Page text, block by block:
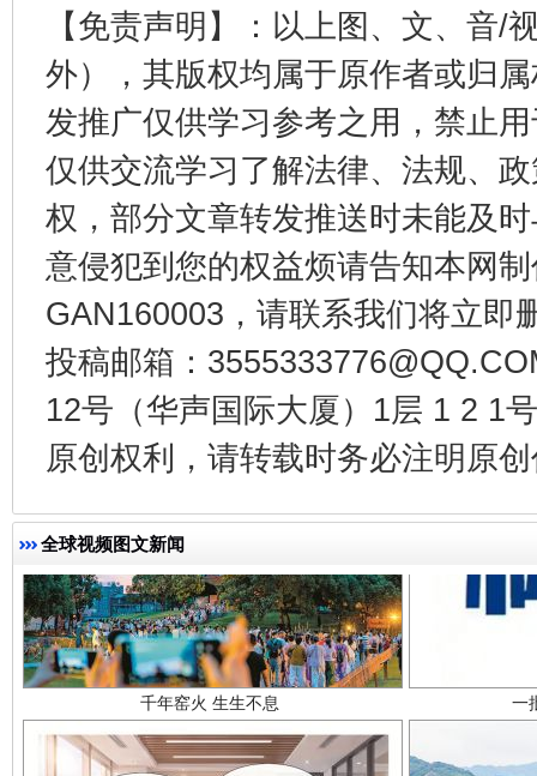
【免责声明】：以上图、文、音/
外），其版权均属于原作者或归
发推广仅供学习参考之用，禁止
仅供交流学习了解法律、法规、
权，部分文章转发推送时未能及
意侵犯到您的权益烦请告知本网
GAN160003，请联系我们将立即
投稿邮箱：
12号（华声国际大厦）1层 1 2 1
原创权利，请转载时务必注明原
全球视频图文新闻
东山县通报“牛蛙产品抗生素超标问题” 法
千年窑火 生生不息